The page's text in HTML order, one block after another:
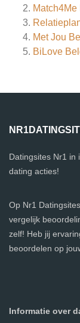
Met Jou
BiLove
Datingsites Nr1 in
dating acties!
Op Nr1
vergelijk
zelf! Heb jij
beoordelen op
Informatie over